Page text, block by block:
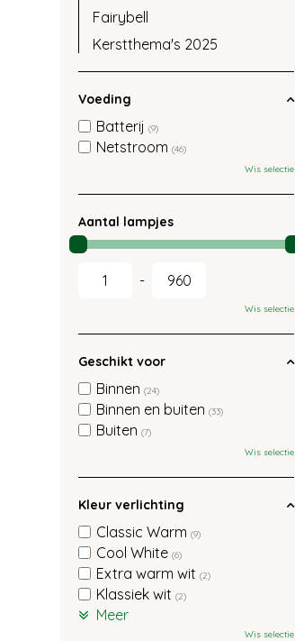
Fairybell
Kerstthema's 2025
Voeding
Batterij (9)
Netstroom (46)
Wis selectie
Aantal lampjes
-
Wis selectie
Geschikt voor
Binnen (24)
Binnen en buiten (33)
Buiten (7)
Wis selectie
Kleur verlichting
Classic Warm (9)
Cool White (6)
Extra warm wit (2)
Klassiek wit (2)
Meer
Wis selectie